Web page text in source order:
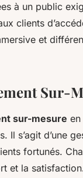
à un public
clients
et
Sur-
sur-mesure
Il s’agit d’une
fortunés.
et la